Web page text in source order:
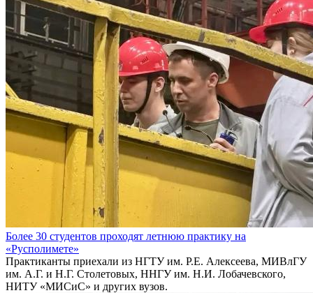
Более 30 студентов проходят летнюю практику на
«Русполимете»
Практиканты приехали из НГТУ им. Р.Е. Алексеева, МИВлГУ
им. А.Г. и Н.Г. Столетовых, ННГУ им. Н.И. Лобачевского,
НИТУ «МИСиС» и других вузов.